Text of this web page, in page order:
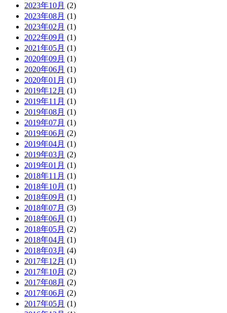
2023年10月 (2)
2023年08月 (1)
2023年02月 (1)
2022年09月 (1)
2021年05月 (1)
2020年09月 (1)
2020年06月 (1)
2020年01月 (1)
2019年12月 (1)
2019年11月 (1)
2019年08月 (1)
2019年07月 (1)
2019年06月 (2)
2019年04月 (1)
2019年03月 (2)
2019年01月 (1)
2018年11月 (1)
2018年10月 (1)
2018年09月 (1)
2018年07月 (3)
2018年06月 (1)
2018年05月 (2)
2018年04月 (1)
2018年03月 (4)
2017年12月 (1)
2017年10月 (2)
2017年08月 (2)
2017年06月 (2)
2017年05月 (1)